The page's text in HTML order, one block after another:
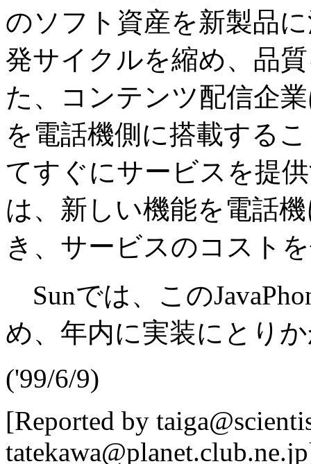
のソフト資産を新製品
発サイクルを縮め、品
た、コンテンツ配信企
を電話機側に搭載する
てすぐにサービスを提
は、新しい機能を電話
き、サービスのコスト
Sunでは、この
め、年内に実装にとり
('99/6/9)
[Reported by